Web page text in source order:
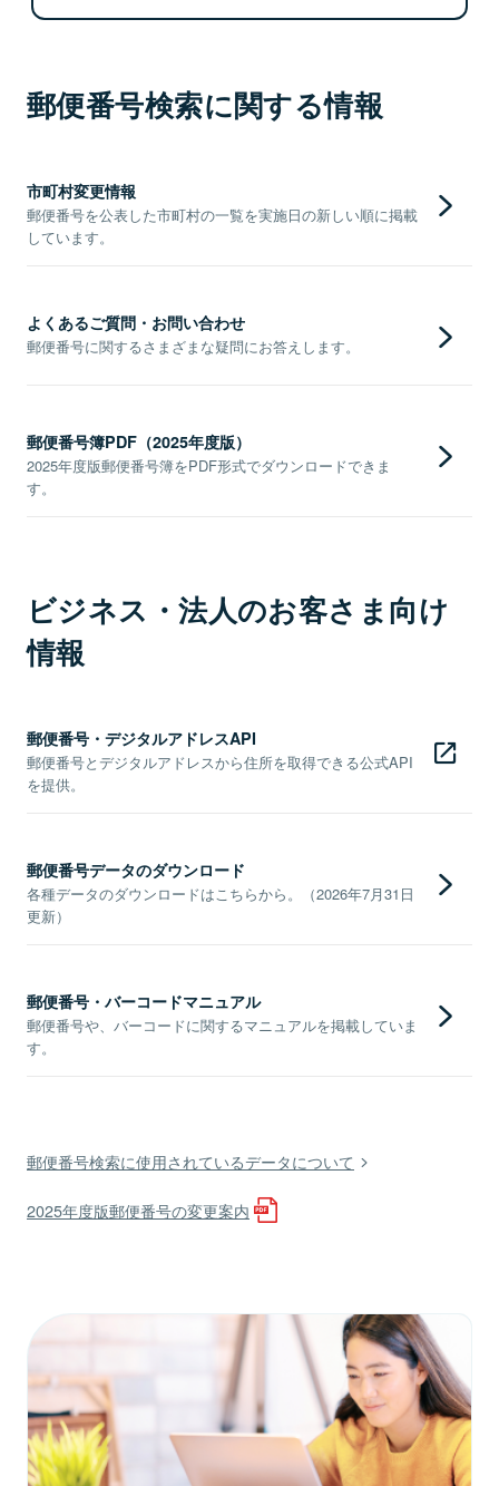
郵便番号検索に関する情報
市町村変更情報
郵便番号を公表した市町村の一覧を実施日の新しい順に掲載
しています。
よくあるご質問・お問い合わせ
郵便番号に関するさまざまな疑問にお答えします。
郵便番号簿PDF（2025年度版）
2025年度版郵便番号簿をPDF形式でダウンロードできま
す。
ビジネス・法人のお客さま向け
情報
郵便番号・デジタルアドレスAPI
郵便番号とデジタルアドレスから住所を取得できる公式API
を提供。
郵便番号データのダウンロード
各種データのダウンロードはこちらから。（2026年7月31日
更新）
郵便番号・バーコードマニュアル
郵便番号や、バーコードに関するマニュアルを掲載していま
す。
郵便番号検索に使用されているデータについて
2025年度版郵便番号の変更案内